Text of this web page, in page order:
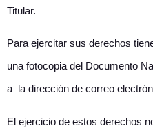
Titular.
Para ejercitar sus derechos
una fotocopia del Documento
a la dirección de correo
El ejercicio de estos derechos